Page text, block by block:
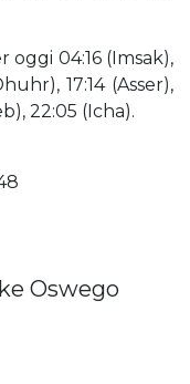
04:16 (Imsak),
17:14 (Asser),
22:05 (Icha).
Oswego